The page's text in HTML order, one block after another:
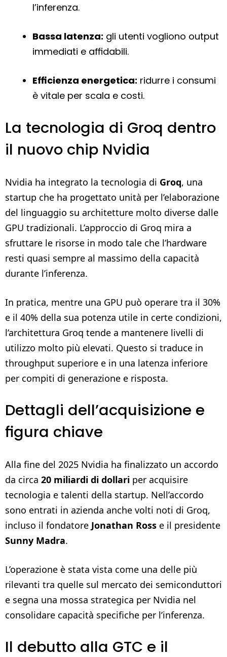
l’inferenza.
Bassa latenza: gli utenti vogliono output
immediati e affidabili.
Efficienza energetica: ridurre i consumi
è vitale per scala e costi.
La tecnologia di Groq dentro
il nuovo chip Nvidia
Nvidia ha integrato la tecnologia di Groq, una
startup che ha progettato unità per l’elaborazione
del linguaggio su architetture molto diverse dalle
GPU tradizionali. L’approccio di Groq mira a
sfruttare le risorse in modo tale che l’hardware
resti quasi sempre al massimo della capacità
durante l’inferenza.
In pratica, mentre una GPU può operare tra il 30%
e il 40% della sua potenza utile in certe condizioni,
l’architettura Groq tende a mantenere livelli di
utilizzo molto più elevati. Questo si traduce in
throughput superiore e in una latenza inferiore
per compiti di generazione e risposta.
Dettagli dell’acquisizione e
figura chiave
Alla fine del 2025 Nvidia ha finalizzato un accordo
da circa 20 miliardi di dollari per acquisire
tecnologia e talenti della startup. Nell’accordo
sono entrati in azienda anche volti noti di Groq,
incluso il fondatore Jonathan Ross e il presidente
Sunny Madra.
L’operazione è stata vista come una delle più
rilevanti tra quelle sul mercato dei semiconduttori
e segna una mossa strategica per Nvidia nel
consolidare capacità specifiche per l’inferenza.
Il debutto alla GTC e il